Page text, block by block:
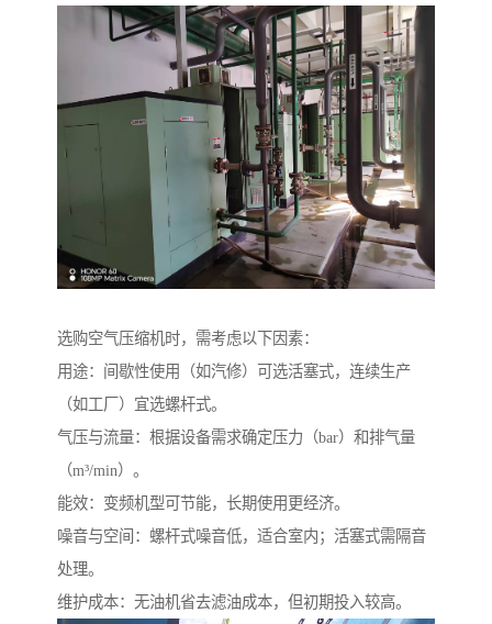
选购空气压缩机时，需考虑以下因素：
用途：间歇性使用（如汽修）可选活塞式，连续生产
（如工厂）宜选螺杆式。
气压与流量：根据设备需求确定压力（bar）和排气量
（m³/min）。
能效：变频机型可节能，长期使用更经济。
噪音与空间：螺杆式噪音低，适合室内；活塞式需隔音
处理。
维护成本：无油机省去滤油成本，但初期投入较高。